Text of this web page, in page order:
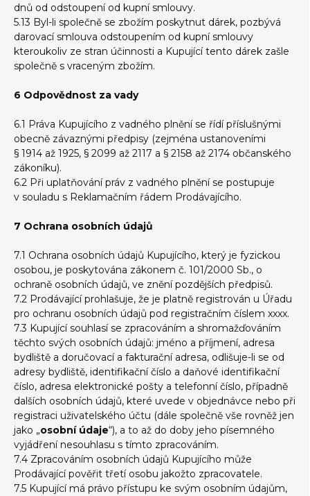
dnů od odstoupení od kupní smlouvy.
5.13 Byl-li společně se zbožím poskytnut dárek, pozbývá
darovací smlouva odstoupením od kupní smlouvy
kteroukoliv ze stran účinnosti a Kupující tento dárek zašle
společně s vraceným zbožím.
6 Odpovědnost za vady
6.1 Práva Kupujícího z vadného plnění se řídí příslušnými
obecně závaznými předpisy (zejména ustanoveními
§ 1914 až 1925, § 2099 až 2117 a § 2158 až 2174 občanského
zákoníku).
6.2 Při uplatňování práv z vadného plnění se postupuje
v souladu s Reklamačním řádem Prodávajícího.
7 Ochrana osobních údajů
7.1 Ochrana osobních údajů Kupujícího, který je fyzickou
osobou, je poskytována zákonem č. 101/2000 Sb., o
ochraně osobních údajů, ve znění pozdějších předpisů.
7.2 Prodávající prohlašuje, že je platně registrován u Úřadu
pro ochranu osobních údajů pod registračním číslem xxxx.
7.3 Kupující souhlasí se zpracováním a shromažďováním
těchto svých osobních údajů: jméno a příjmení, adresa
bydliště a doručovací a fakturační adresa, odlišuje-li se od
adresy bydliště, identifikační číslo a daňové identifikační
číslo, adresa elektronické pošty a telefonní číslo, případně
dalších osobních údajů, které uvede v objednávce nebo při
registraci uživatelského účtu (dále společně vše rovněž jen
jako „osobní údaje“), a to až do doby jeho písemného
vyjádření nesouhlasu s tímto zpracováním.
7.4 Zpracováním osobních údajů Kupujícího může
Prodávající pověřit třetí osobu jakožto zpracovatele.
7.5 Kupující má právo přístupu ke svým osobním údajům,